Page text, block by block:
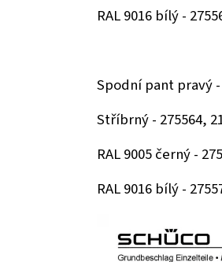
RAL 9016 bílý -
Spodní pant pravý
Stříbrný - 275564,
RAL 9005 černý -
RAL 9016 bílý -